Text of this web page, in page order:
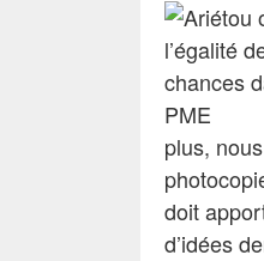
plus,
doit
d’idées